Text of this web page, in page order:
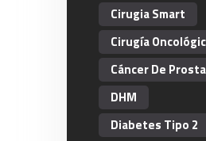
Cirugia Smart
Cirugía
Cáncer De
DHM
Diabetes Tipo 2